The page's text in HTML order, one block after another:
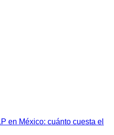
en México: cuánto cuesta el